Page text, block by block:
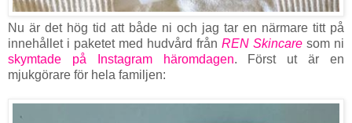
Nu är det hög tid att både ni och jag tar en närmare titt på
innehållet i paketet med hudvård från REN Skincare som ni
skymtade på Instagram häromdagen. Först ut är en
mjukgörare för hela familjen: